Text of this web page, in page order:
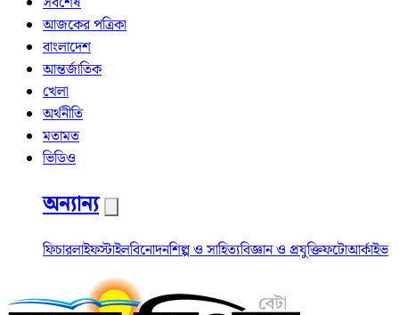
আজকের পত্রিকা
বাংলাদেশ
আন্তর্জাতিক
খেলা
অর্থনীতি
মতামত
ভিডিও
অন্যান্য
ফিচারলাইফস্টাইলবিনোদনশিল্প ও সাহিত্যবিজ্ঞান ও প্রযুক্তিফটোআর্কাইভ